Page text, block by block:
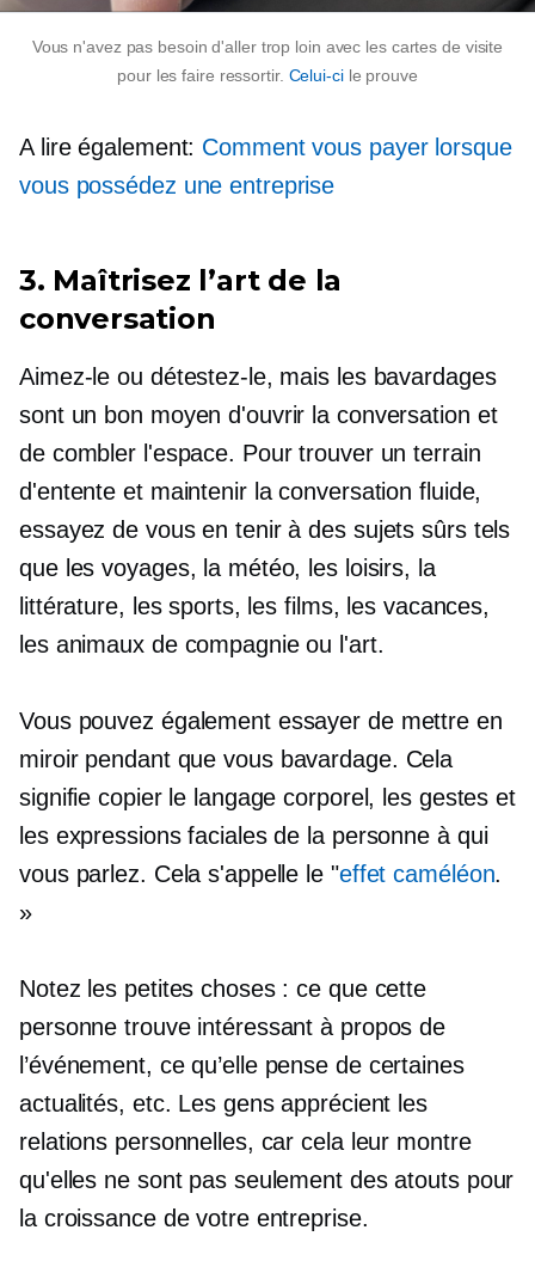
Vous n'avez pas besoin d'aller trop loin avec les cartes de visite
pour les faire ressortir. Celui-cile prouve
A lire également: Comment vous payer lorsque
vous possédez une entreprise
3. Maîtrisez l’art de la
conversation
Aimez-le ou détestez-le, mais les bavardages
sont un bon moyen d'ouvrir la conversation et
de combler l'espace. Pour trouver un terrain
d'entente et maintenir la conversation fluide,
essayez de vous en tenir à des sujets sûrs tels
que les voyages, la météo, les loisirs, la
littérature, les sports, les films, les vacances,
les animaux de compagnie ou l'art.
Vous pouvez également essayer de mettre en
miroir pendant que vous bavardage. Cela
signifie copier le langage corporel, les gestes et
les expressions faciales de la personne à qui
vous parlez. Cela s'appelle le "effet caméléon.
»
Notez les petites choses : ce que cette
personne trouve intéressant à propos de
l’événement, ce qu’elle pense de certaines
actualités, etc. Les gens apprécient les
relations personnelles, car cela leur montre
qu'elles ne sont pas seulement des atouts pour
la croissance de votre entreprise.